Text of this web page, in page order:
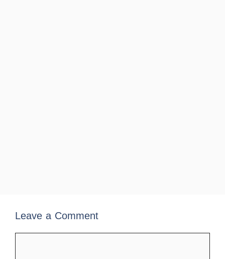
Leave a Comment